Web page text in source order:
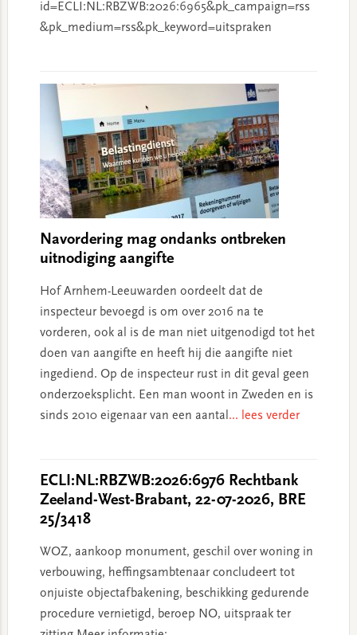
id=ECLI:NL:RBZWB:2026:6965&pk_campaign=rss
&pk_medium=rss&pk_keyword=uitspraken
Navordering mag ondanks ontbreken
uitnodiging aangifte
Hof Arnhem-Leeuwarden oordeelt dat de
inspecteur bevoegd is om over 2016 na te
vorderen, ook al is de man niet uitgenodigd tot het
doen van aangifte en heeft hij die aangifte niet
ingediend. Op de inspecteur rust in dit geval geen
onderzoeksplicht. Een man woont in Zweden en is
sinds 2010 eigenaar van een aantal ... lees verder
ECLI:NL:RBZWB:2026:6976 Rechtbank
Zeeland-West-Brabant, 22-07-2026, BRE
25/3418
WOZ, aankoop monument, geschil over woning in
verbouwing, heffingsambtenaar concludeert tot
onjuiste objectafbakening, beschikking gedurende
procedure vernietigd, beroep NO, uitspraak ter